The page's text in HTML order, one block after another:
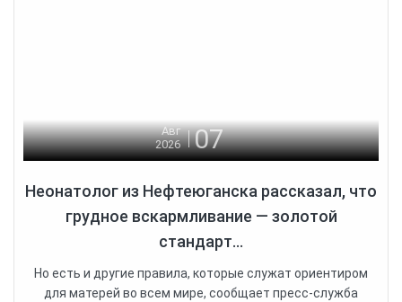
Авг
2026
07
Неонатолог из Нефтеюганска рассказал, что
грудное вскармливание — золотой
стандарт...
Но есть и другие правила, которые служат ориентиром
для матерей во всем мире, сообщает пресс-служба